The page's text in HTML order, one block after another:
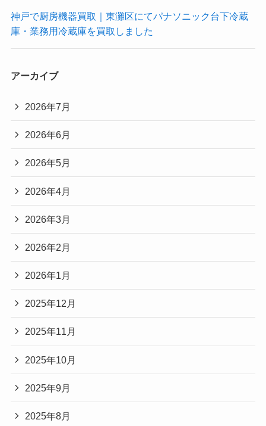
神戸で厨房機器買取｜東灘区にてパナソニック台下冷蔵
庫・業務用冷蔵庫を買取しました
アーカイブ
2026年7月
2026年6月
2026年5月
2026年4月
2026年3月
2026年2月
2026年1月
2025年12月
2025年11月
2025年10月
2025年9月
2025年8月